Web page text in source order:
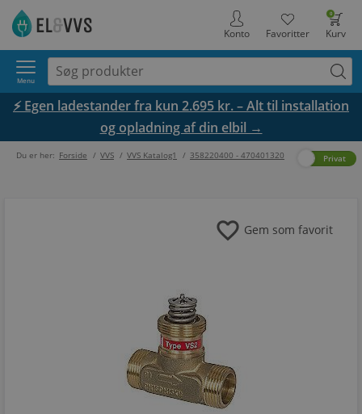
0
Kurv
Favoritter
Konto
Menu
⚡ Egen ladestander fra kun 2.695 kr. – Alt til installation
og opladning af din elbil →
Du er her: Forside / VVS / VVS Katalog1 / 358220400 - 470401320 Privat
Erhverv
favorite Gem som favorit